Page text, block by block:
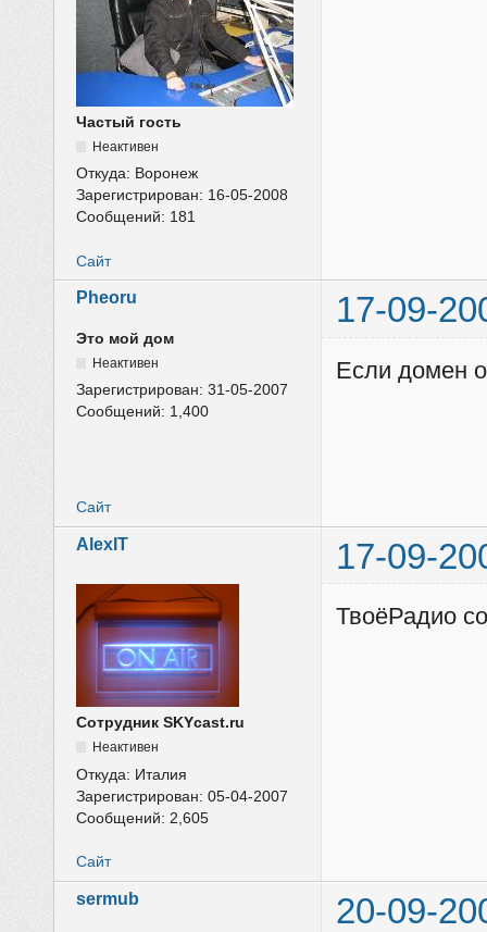
Частый гость
Неактивен
Откуда: Воронеж
Зарегистрирован: 16-05-2008
Сообщений: 181
Сайт
Pheoru 17-09-
Это мой дом
Неактивен
Зарегистрирован:31-05-2007
Сообщений: 1,400
Если домен
Сайт
AlexIT 17-09-
Сотрудник SKYcast.ru
Неактивен
Откуда: Италия
Зарегистрирован:05-04-2007
Сообщений: 2,605
ТвоёРадио
Сайт
sermub 20-09-